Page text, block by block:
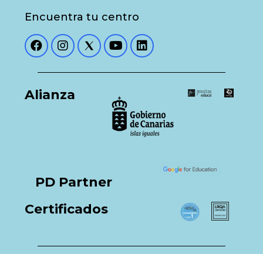
Encuentra tu centro
Alianza
PD Partner
Certificados